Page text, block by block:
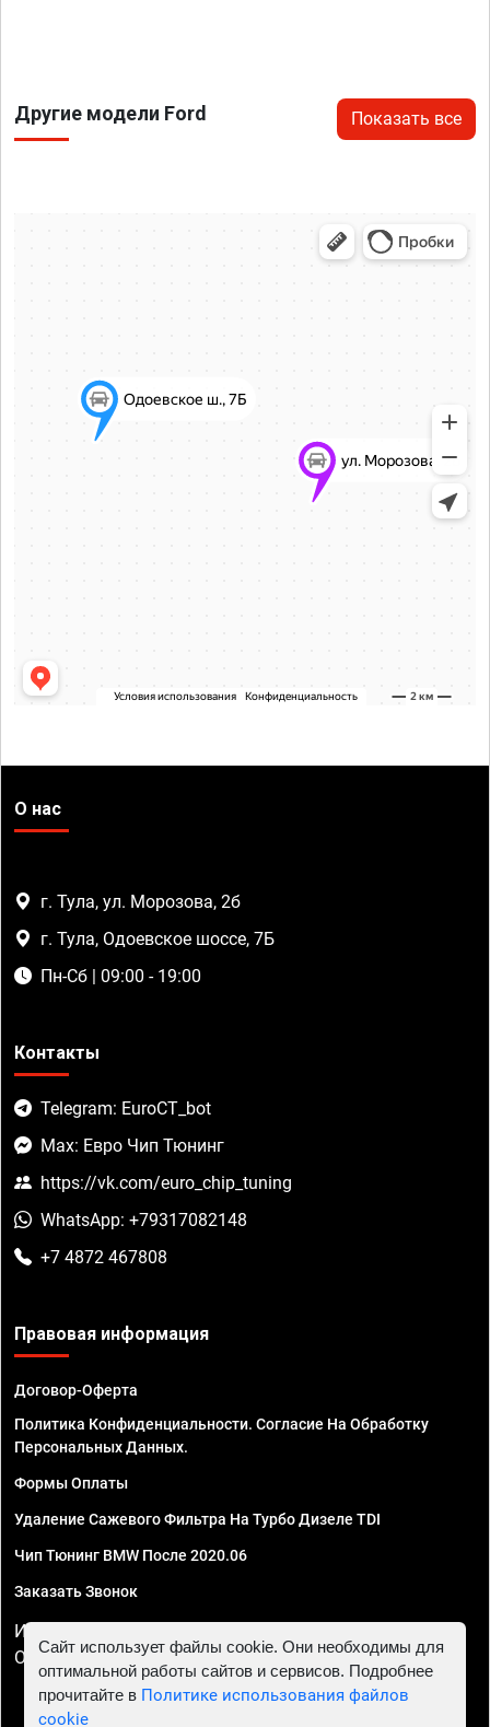
Другие модели Ford Показать все
О нас
г. Тула, ул. Морозова, 2б
г. Тула, Одоевское шоссе, 7Б
Пн-Сб | 09:00 - 19:00
Контакты
Telegram: EuroCT_bot
Max: Евро Чип Тюнинг
https://vk.com/euro_chip_tuning
WhatsApp: +79317082148
+7 4872 467808
Правовая информация
Договор-Оферта
Политика Конфиденциальности. Согласие На Обработку
Персональных Данных.
Формы Оплаты
Удаление Сажевого Фильтра На Турбо Дизеле TDI
Чип Тюнинг BMW После 2020.06
Заказать Звонок
ИП Смирнов Георгий Павлович. ИНН 781302555843,
ОГРНИП 324470400032610
Сайт использует файлы cookie. Они необходимы для
оптимальной работы сайтов и сервисов. Подробнее
прочитайте в Политике использования файлов
cookie